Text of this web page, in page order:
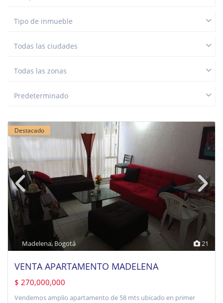
Tipo de inmueble
Todas las ciudades
Todas las zonas
Predeterminado
21
Madelena,Bogotá
Destacado
VENTA APARTAMENTO MADELENA
$ 270,000,000
Vendemos amplio apartamento de 58 mts ubicado en primer